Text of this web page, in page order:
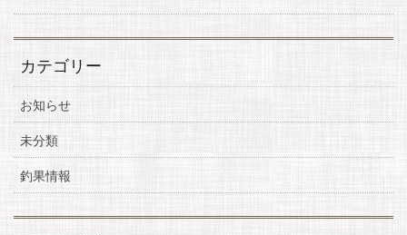
カテゴリー
お知らせ
未分類
釣果情報